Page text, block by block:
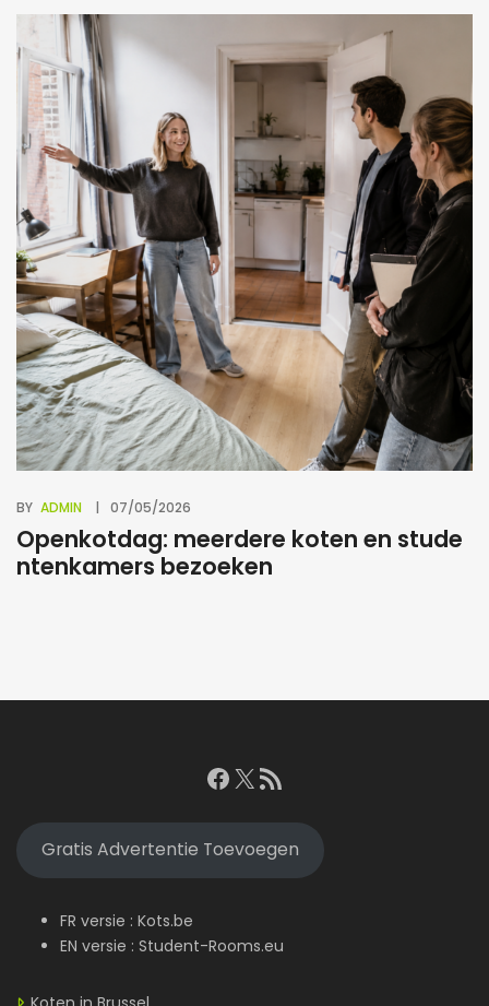
BY ADMIN 07/05/2026
Openkotdag: meerdere koten en stude
ntenkamers bezoeken
Facebook
X RSS feed
Gratis Advertentie Toevoegen
FR versie : Kots.be
EN versie : Student-Rooms.eu